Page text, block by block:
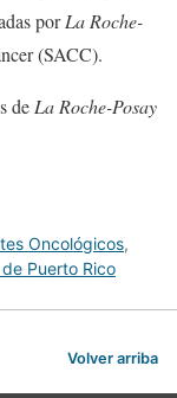
porLa Roche-
(SACC).
de La Roche-Posay
Oncológicos,
Puerto Rico
Volver arriba